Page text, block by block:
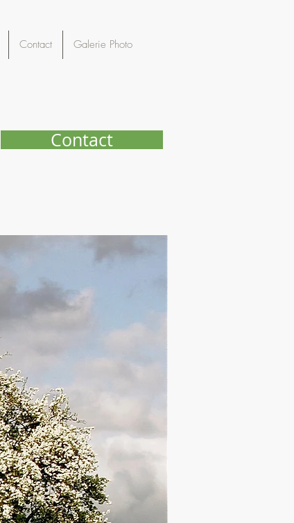
Contact Galerie Photo
Contact